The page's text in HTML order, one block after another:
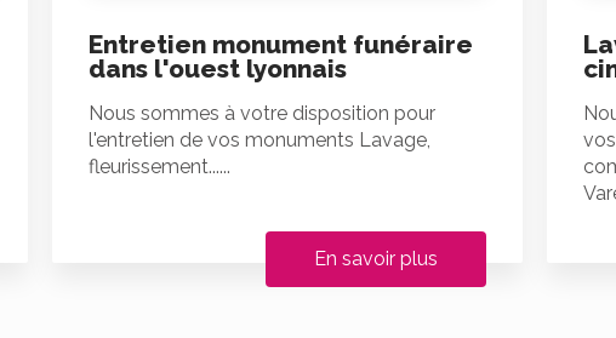
Entretien monument funéraire
dans l'ouest lyonnais
Nous sommes à votre disposition pour
l'entretien de vos monuments Lavage,
fleurissement......
En savoir plus